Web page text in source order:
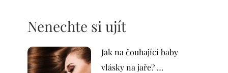
Nenechte si ujít
Jak na čouhající baby
vlásky na jaře? …